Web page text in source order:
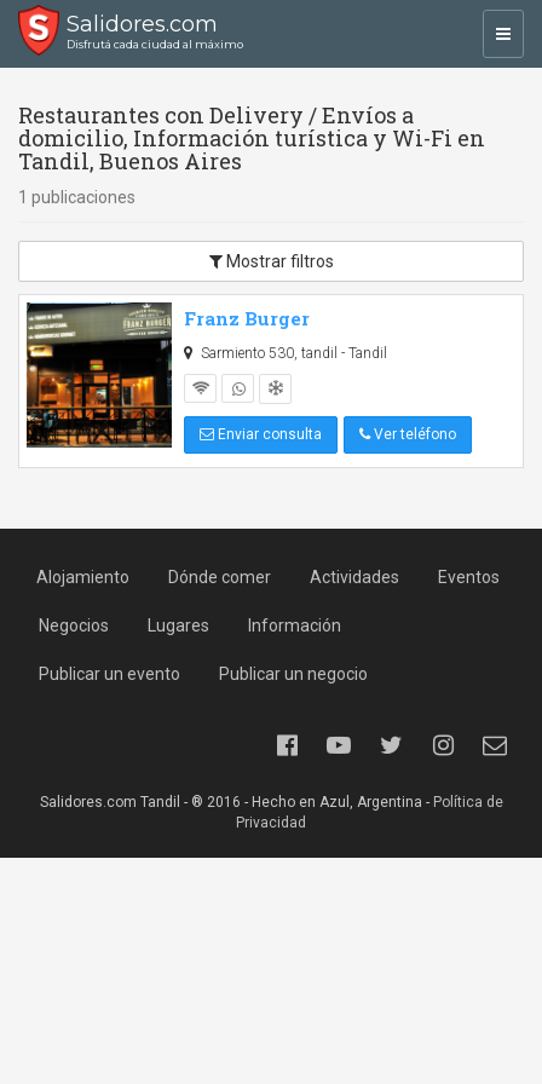
Salidores.com
Disfrutá cada ciudad al máximo
Restaurantes con Delivery / Envíos a
domicilio, Información turística y Wi-Fi en
Tandil, Buenos Aires
1 publicaciones
Mostrar filtros
Franz Burger
Sarmiento 530, tandil - Tandil
Enviar consulta Ver teléfono
Alojamiento Dónde comer Actividades Eventos
Negocios Lugares Información
Publicar un evento Publicar un negocio
Salidores.com Tandil - ® 2016 - Hecho en Azul, Argentina - Política de
Privacidad